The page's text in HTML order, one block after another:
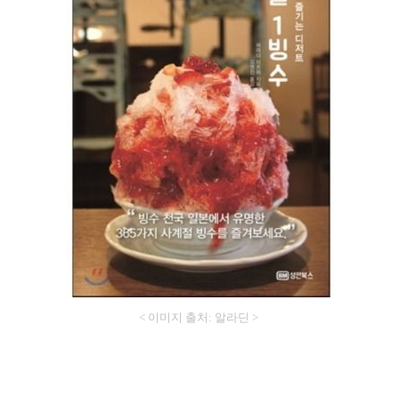
< 이미지 출처: 알라딘 >